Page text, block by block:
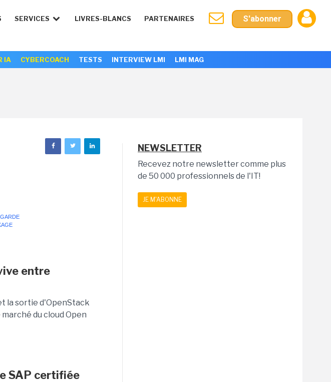
SERVICES LIVRES-BLANCS PARTENAIRES S'abonner
IA CYBERCOACH TESTS INTERVIEW LMI LMI MAG
entre
la sortie d'OpenStack
du cloud Open
SAP certifiée
NEWSLETTER
Recevez notre newsletter comme plus
de 50 000 professionnels de l'IT!
JE M'ABONNE